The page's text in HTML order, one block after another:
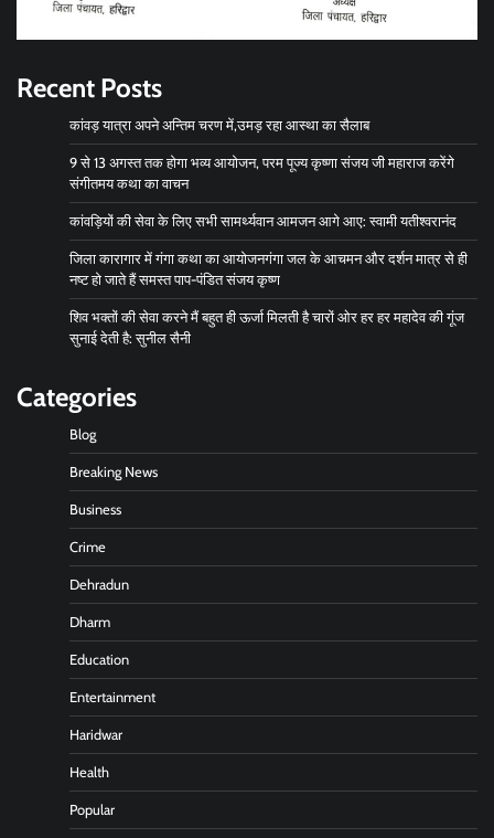
Recent Posts
कांवड़ यात्रा अपने अन्तिम चरण में,उमड़ रहा आस्था का सैलाब
9 से 13 अगस्त तक होगा भव्य आयोजन, परम पूज्य कृष्णा संजय जी महाराज करेंगे
संगीतमय कथा का वाचन
कांवड़ियों की सेवा के लिए सभी सामर्थ्यवान आमजन आगे आए: स्वामी यतीश्वरानंद
जिला कारागार में गंगा कथा का आयोजनगंगा जल के आचमन और दर्शन मात्र से ही
नष्ट हो जाते हैं समस्त पाप-पंडित संजय कृष्ण
शिव भक्तों की सेवा करने मैं बहुत ही ऊर्जा मिलती है चारों ओर हर हर महादेव की गूंज
सुनाई देती है: सुनील सैनी
Categories
Blog
Breaking News
Business
Crime
Dehradun
Dharm
Education
Entertainment
Haridwar
Health
Popular